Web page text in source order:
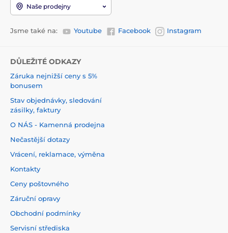
Naše prodejny
Jsme také na: Youtube Facebook Instagram
DŮLEŽITÉ ODKAZY
Záruka nejnižší ceny s 5%
bonusem
Stav objednávky, sledování
zásilky, faktury
O NÁS - Kamenná prodejna
Nečastější dotazy
Vrácení, reklamace, výměna
Kontakty
Ceny poštovného
Záruční opravy
Obchodní podmínky
Servisní střediska